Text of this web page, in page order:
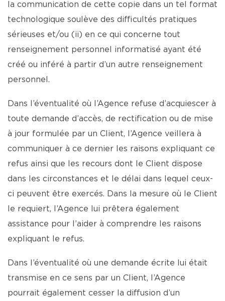
la communication de cette copie dans un tel format
technologique soulève des difficultés pratiques
sérieuses et/ou (ii) en ce qui concerne tout
renseignement personnel informatisé ayant été
créé ou inféré à partir d’un autre renseignement
personnel.
Dans l’éventualité où l’Agence refuse d’acquiescer à
toute demande d’accès, de rectification ou de mise
à jour formulée par un Client, l’Agence veillera à
communiquer à ce dernier les raisons expliquant ce
refus ainsi que les recours dont le Client dispose
dans les circonstances et le délai dans lequel ceux-
ci peuvent être exercés. Dans la mesure où le Client
le requiert, l’Agence lui prêtera également
assistance pour l’aider à comprendre les raisons
expliquant le refus.
Dans l’éventualité où une demande écrite lui était
transmise en ce sens par un Client, l’Agence
pourrait également cesser la diffusion d’un